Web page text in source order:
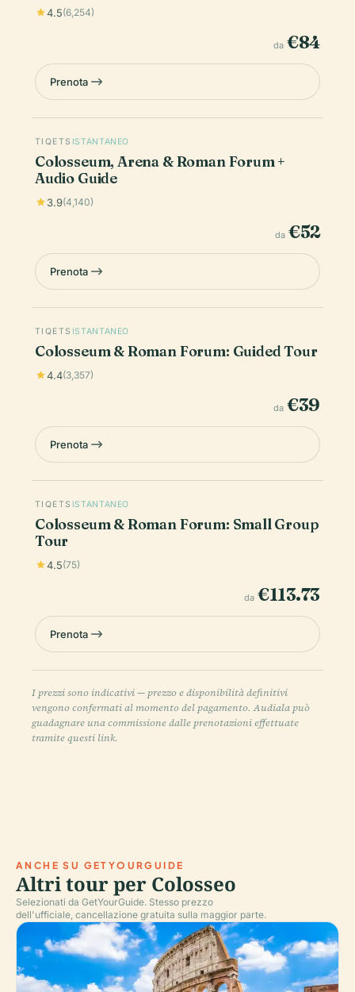
4.5(6,254)
da €84
Prenota
TIQETS ISTANTANEO
Colosseum, Arena & Roman Forum +
Audio Guide
3.9(4,140)
da €52
Prenota
TIQETS ISTANTANEO
Colosseum & Roman Forum: Guided Tour
4.4(3,357)
da €39
Prenota
TIQETS ISTANTANEO
Colosseum & Roman Forum: Small Group
Tour
4.5(75)
da €113.73
Prenota
I prezzi sono indicativi — prezzo e disponibilità definitivi
vengono confermati al momento del pagamento. Audiala può
guadagnare una commissione dalle prenotazioni effettuate
tramite questi link.
ANCHE SU GETYOURGUIDE
Altri tour per Colosseo
Selezionati da GetYourGuide. Stesso prezzo
dell'ufficiale, cancellazione gratuita sulla maggior parte.